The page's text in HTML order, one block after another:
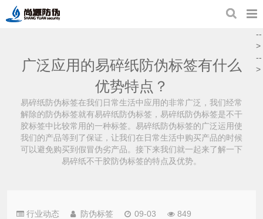
广泛应用的易碎纸防伪标签有什么
优势特点？
易碎纸防伪标签在我们日常生活中应用的非常广泛，我们经常
解除的防伪标签就有易碎纸防伪标签，易碎纸防伪标签是不干
胶标签中比较常用的一种标签。易碎纸防伪标签的广泛运用使
我们的产品等到了保证，让我们在日常生活中购买产品的时候
可以避免购买到假冒伪劣产品。接下来我们就一起来了解一下
易碎纸不干胶防伪标签的特点及优势。
行业动态 防伪标签 09-03 849
--
>
--
>